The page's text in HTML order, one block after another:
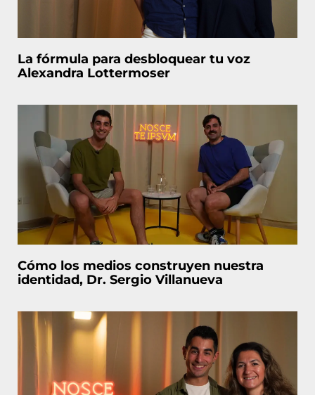
La fórmula para desbloquear tu voz
Alexandra Lottermoser
Cómo los medios construyen nuestra
identidad, Dr. Sergio Villanueva